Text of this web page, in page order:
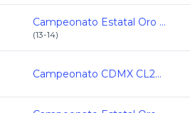
Campeonato Estatal Oro Juvenil C.L. 2025-2026
(13-14)
Campeonato CDMX CL2026